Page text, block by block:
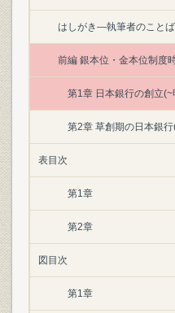
はしがき―執筆者のこと
前編 銀本位・金本位制度
第1章 日本銀行の創立
第2章 草創期の日本銀
表目次
第1章
第2章
図目次
第1章